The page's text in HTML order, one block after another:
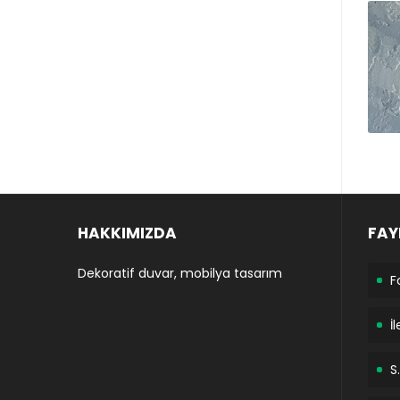
HAKKIMIZDA
Dekoratif duvar, mobilya tasarım